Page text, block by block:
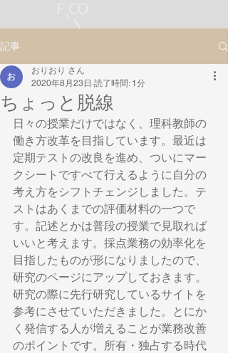
記事
ちょっと脱線
おりおり さん
2020年8月23日 読了時間: 1分
日々の授業だけではなく、理科教師の
働き方改革を目指しています。最近は
定期テストの改良を進め、ついにマー
クシートですべて行えるように自分の
考え方をシフトチェンジしました。テ
ストはあくまでの評価材料の一つで
す。記述とかは普段の授業で見取れば
いいと考えます。採点業務の効率化を
目指したものが形になりましたので、
研究のページにアップしておきます。
研究の際に先行研究しているサイトを
参考にさせていただきました。とにか
く発信する人が増えることが業務改善
のポイントです。所有・独占する時代